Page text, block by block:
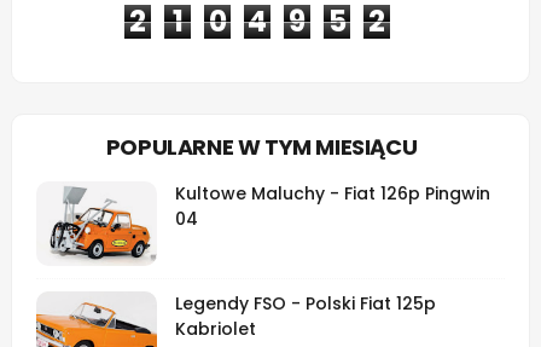
2 1 0 4 9 5 2
POPULARNE W TYM MIESIĄCU
Kultowe Maluchy - Fiat 126p Pingwin
04
Legendy FSO - Polski Fiat 125p
Kabriolet